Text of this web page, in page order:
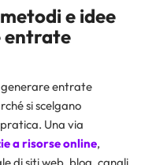
e idee
entrate
entrate
si scelgano
Una via
a risorse online,